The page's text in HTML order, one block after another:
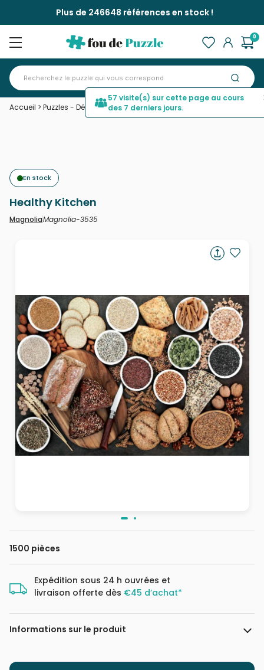
Plus de 246648 références en stock !
0
Accueil > Puzzles - Déco et Objets >Healthy Kitchen
En stock
Healthy Kitchen
MagnoliaMagnolia-3535
1500 pièces
Expédition sous 24 h ouvrées et
livraison offerte dès €45 d’achat*
Informations sur le produit
Marque Magnolia
57 visite(s) sur cette page au cours
des 7 derniers jours.